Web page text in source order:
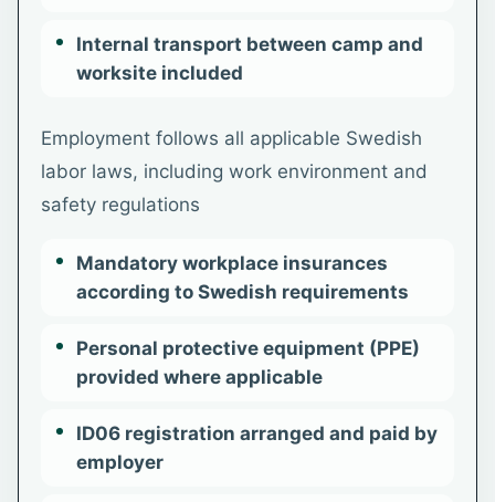
Internal transport between camp and
worksite included
Employment follows all applicable Swedish
labor laws, including work environment and
safety regulations
Mandatory workplace insurances
according to Swedish requirements
Personal protective equipment (PPE)
provided where applicable
ID06 registration arranged and paid by
employer